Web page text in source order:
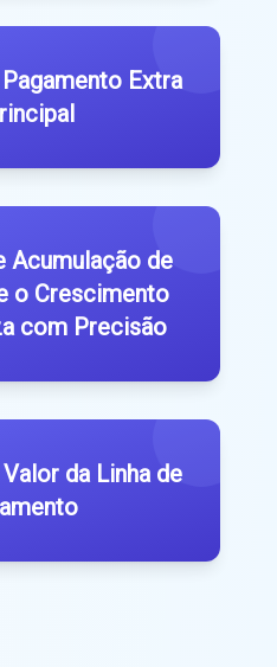
Extra
Acumulação de
o Crescimento
com Precisão
da Linha de